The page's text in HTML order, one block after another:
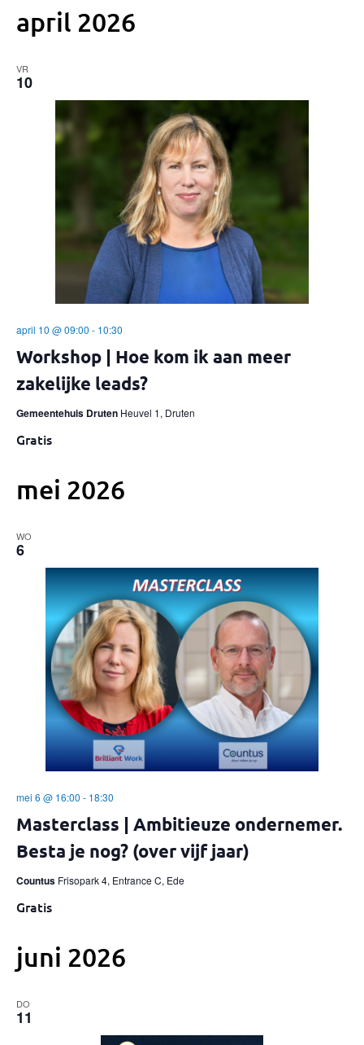
april 2026
VR
10
Workshop | Hoe kom ik aan meer
zakelijke leads?
april 10 @ 09:00 - 10:30
Gemeentehuis Druten Heuvel 1, Druten
Gratis
mei 2026
WO
6
Masterclass | Ambitieuze ondernemer.
Besta je nog? (over vijf jaar)
mei 6 @ 16:00 - 18:30
Countus Frisopark 4, Entrance C, Ede
Gratis
juni 2026
DO
11